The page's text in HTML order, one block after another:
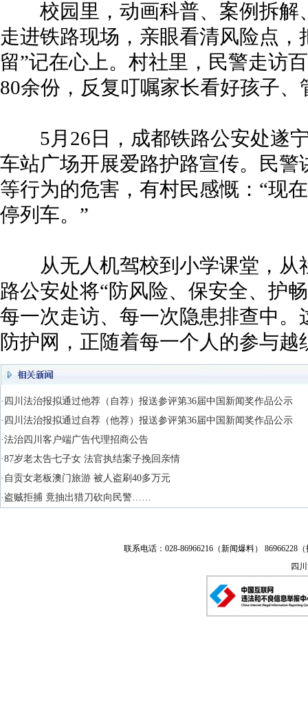
校园里，动画科普、案例拆解
走进铁路现场，亲眼看清风险点
留”记在心上。村社里，民警走访
80余份，反复叮嘱家长看好孩子、
5月26日，成都铁路公安处遂宁
车站广场开展爱路护路宣传。民
等行为的危害，有村民感慨：“现
停列车。”
从无人机驾校到小学课堂，从
路公安处将“防风险、保安全、护
每一次走访、每一次隐患排查中
防护网，正随着每一个人的参与
·四川法治报拟通过他荐（自荐）报送参评第36届中国新闻奖作品公示
·四川法治报拟通过自荐（他荐）报送参评第36届中国新闻奖作品公示
·法治四川客户端广告代理招商公告
·87岁老太告七子女 法官执结案子挽回亲情
·自贡女老板澳门旅游 被人盗刷40多万元
·盗贼拒捕 竟抽出猎刀砍向民警……
联系电话：028-86966216（新闻爆料） 86966228
四